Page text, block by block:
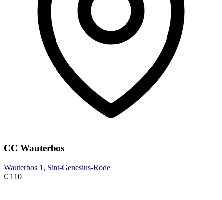
CC Wauterbos
Wauterbos 1, Sint-Genesius-Rode
€ 110